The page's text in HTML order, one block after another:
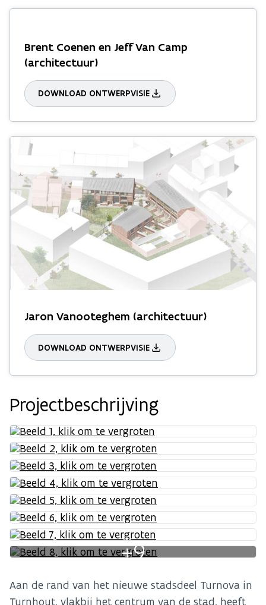
Brent Coenen en Jeff Van Camp
(architectuur)
DOWNLOAD ONTWERPVISIE
Jaron Vanooteghem (architectuur)
DOWNLOAD ONTWERPVISIE
Projectbeschrijving
+9
Aan de rand van het nieuwe stadsdeel Turnova in
Turnhout, vlakbij het centrum van de stad, heeft